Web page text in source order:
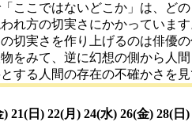
ここではないどこか」は、ど
れ方の切実さにかかっていま
切実さを作り上げるのは俳優
をみて、逆に幻想の側から人
する人間の存在の不確かさを
) 21(日) 22(月) 24(水) 26(金) 28(